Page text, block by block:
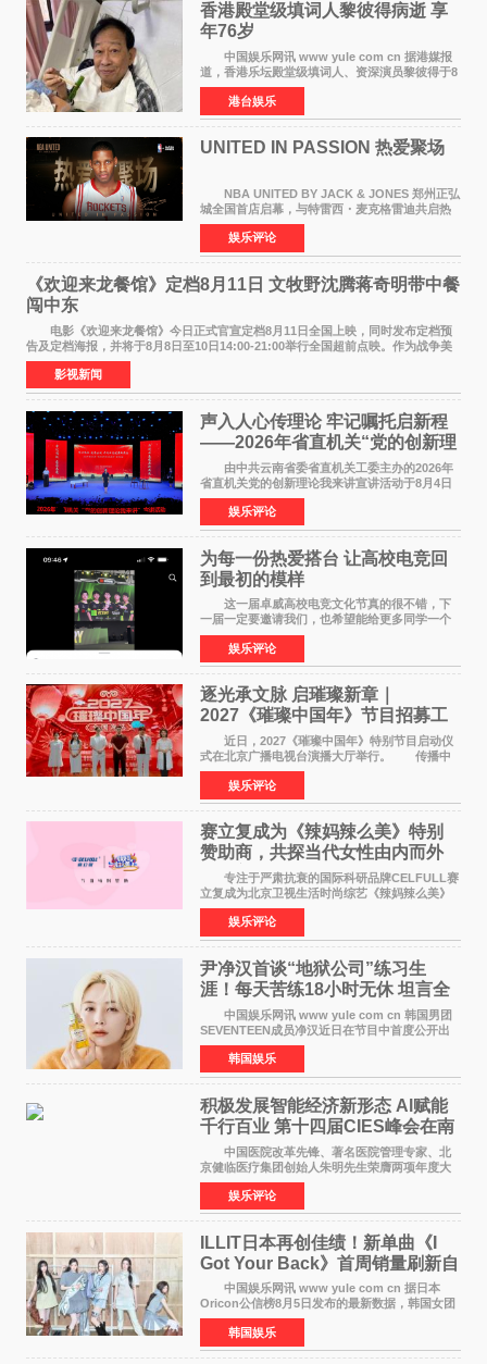
香港殿堂级填词人黎彼得病逝 享
年76岁​
中国娱乐网讯 www yule com cn 据港媒报
道，香港乐坛殿堂级填词人、资深演员黎彼得于8
月5日上午因病离世，终年76岁。好友钟志光透
露，黎彼得今年3月中风后便卧床休养，身体机能
持续衰退，最
港台娱乐
UNITED IN PASSION 热爱聚场
NBA UNITED BY JACK & JONES 郑州正弘
城全国首店启幕，与特雷西・麦克格雷迪共启热
爱 2026 年7 月21 日，
NBAUNITEDBYJACK&JONES 全国首店，于郑
州正弘城正式启幕。NBA 传奇球星
娱乐评论
《欢迎来龙餐馆》定档8月11日 文牧野沈腾蒋奇明带中餐
闯中东
电影《欢迎来龙餐馆》今日正式官宣定档8月11日全国上映，同时发布定档预
告及定档海报，并将于8月8日至10日14:00-21:00举行全国超前点映。作为战争美
食大片，影片讲述的是中国厨师徐福（沈腾
影视新闻
声入人心传理论 牢记嘱托启新程
——2026年省直机关“党的创新理
论我来讲”宣讲活动圆满落幕
由中共云南省委省直机关工委主办的2026年
省直机关党的创新理论我来讲宣讲活动于8月4日
至5日在昆明举办。活动以 "牢记嘱托 感恩奋进
开创云南发展新局面 "为主题，坚持以新时代中国
特色社会主义
娱乐评论
为每一份热爱搭台 让高校电竞回
到最初的模样
这一届卓威高校电竞文化节真的很不错，下
一届一定要邀请我们，也希望能给更多同学一个
来到现场的机会。 2026卓威高校电竞文化节
已经落下帷幕，在活动结束后，仍有不少高校电
竞社负责人和现
娱乐评论
逐光承文脉 启璀璨新章｜
2027《璀璨中国年》节目招募工
作圆满启动
近日，2027《璀璨中国年》特别节目启动仪
式在北京广播电视台演播大厅举行。 传播中
华优秀传统文化，弘扬纯正国风艺术，打造高规
格、高质感、正能量的文艺盛典，是璀璨中国年
矢志不渝的初心
娱乐评论
赛立复成为《辣妈辣么美》特别
赞助商，共探当代女性由内而外
活力美
专注于严肃抗衰的国际科研品牌CELFULL赛
立复成为北京卫视生活时尚综艺《辣妈辣么美》
的特别赞助商,明星辣妈袁咏仪倾情参与，向广大
都市女性传递健康生活新主张，寄语当代女性在
家庭与自我之间
娱乐评论
尹净汉首谈“地狱公司”练习生
涯！每天苦练18小时无休 坦言全
靠成员撑过来
中国娱乐网讯 www yule com cn 韩国男团
SEVENTEEN成员净汉近日在节目中首度公开出
道前的残酷练习生经历，并提及经纪公司Pledis
娱乐，引发广泛关注。 在8月2日播出的日本
TBS综艺节目《周
韩国娱乐
积极发展智能经济新形态 Al赋能
千行百业 第十四届CIES峰会在南
京盛大召开
中国医院改革先锋、著名医院管理专家、北
京健临医疗集团创始人朱明先生荣膺两项年度大
奖 2026年7月31日，盛夏金陵，长江之畔，
以重落地·真务实·强链接为主题的2026&lsquo;人
工智能+&rsquo
娱乐评论
ILLIT日本再创佳绩！新单曲《I
Got Your Back》首周销量刷新自
身纪录
中国娱乐网讯 www yule com cn 据日本
Oricon公信榜8月5日发布的最新数据，韩国女团
ILLIT在日本发行的第二张单曲《I Got Your
Back》首周销量达到71,009张，成功跻身最新一
期周单曲排行
韩国娱乐